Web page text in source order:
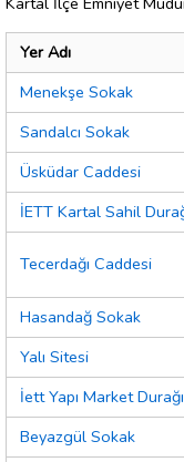
Yer Adı
Menekşe Sokak
Sandalcı Sokak
Üsküdar Caddesi
İETT Kartal Sahil
Tecerdağı Caddesi
Hasandağ Sokak
Yalı Sitesi
İett Yapı Market Durağı
Beyazgül Sokak